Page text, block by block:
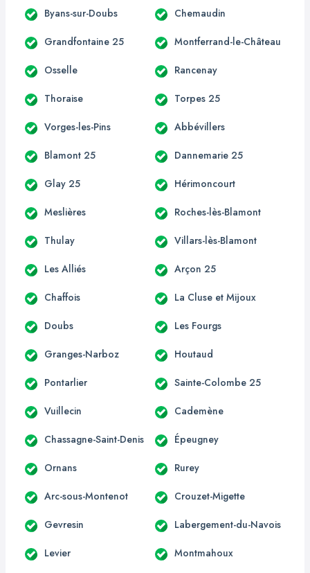
Byans-sur-Doubs Chemaudin
Grandfontaine 25 Montferrand-le-Château
Osselle Rancenay
Thoraise Torpes 25
Vorges-les-Pins Abbévillers
Blamont 25 Dannemarie 25
Glay 25 Hérimoncourt
Meslières Roches-lès-Blamont
Thulay Villars-lès-Blamont
Les Alliés Arçon 25
Chaffois La Cluse et Mijoux
Doubs Les Fourgs
Granges-Narboz Houtaud
Pontarlier Sainte-Colombe 25
Vuillecin Cademène
Chassagne-Saint-Denis Épeugney
Ornans Rurey
Arc-sous-Montenot Crouzet-Migette
Gevresin Labergement-du-Navois
Levier Montmahoux